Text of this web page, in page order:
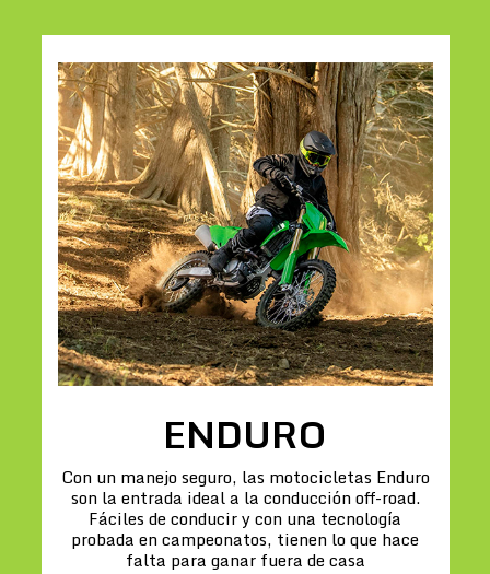
ENDURO
Con un manejo seguro, las motocicletas Enduro
son la entrada ideal a la conducción off-road.
Fáciles de conducir y con una tecnología
probada en campeonatos, tienen lo que hace
falta para ganar fuera de casa